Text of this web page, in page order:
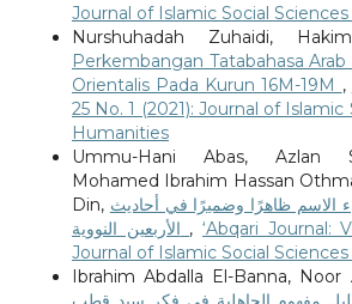
Journal of Islamic Social
Nurshuhadah Zuhaidi,
Perkembangan Tatabahasa
Orientalis Pada Kurun 16M-19M ,
25 No. 1 (2021): Journal of
Humanities
Ummu-Hani Abas, Azlan
Mohamed Ibrahim Hassan
Din, الاسم ظاهرًا وضميرًا في أحاديث
,‘Abqari Journal:
Journal of Islamic Social
Ibrahim Abdalla El-Banna,